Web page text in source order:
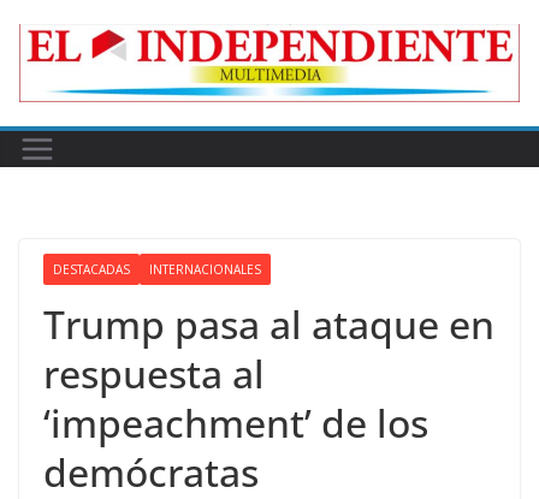
DESTACADAS INTERNACIONALES
Trump pasa al ataque en
respuesta al
‘impeachment’ de los
demócratas